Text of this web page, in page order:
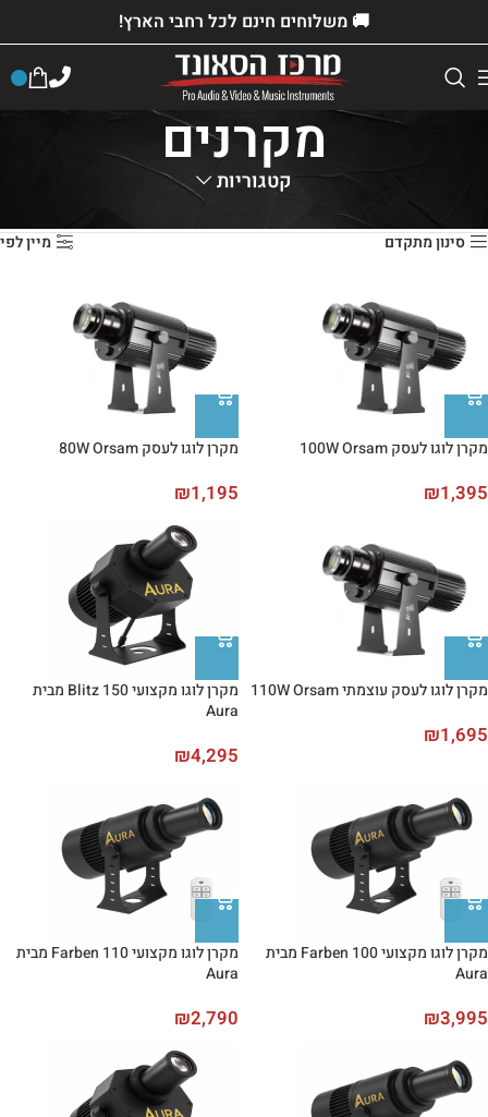
🚚 משלוחים חינם לכל רחבי הארץ!
מקרנים
קטגוריות
סינון מתקדם מיין לפי
מקרן לוגו לעסק 100W Orsam
₪1,395
מקרן לוגו לעסק 80W Orsam
₪1,195
מקרן לוגו לעסק עוצמתי 110W Orsam
₪1,695
מקרן לוגו מקצועי Blitz 150 מבית
Aura
₪4,295
מקרן לוגו מקצועי Farben 100 מבית
Aura
₪3,995
מקרן לוגו מקצועי Farben 110 מבית
Aura
₪2,790